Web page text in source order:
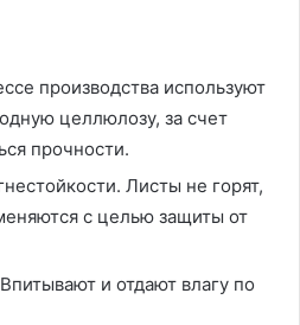
производства используют
целлюлозу, за счет
прочности.
Листы не горят,
с целью защиты от
и отдают влагу по